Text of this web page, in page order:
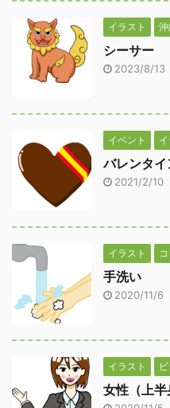
イラスト
シーサー
2023/8/13
イベント
バレンタイ
2021/2/10
イラスト
手洗い
2020/11/6
イラスト
女性（上半